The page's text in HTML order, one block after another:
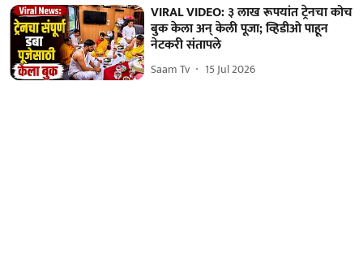
VIRAL VIDEO: ३ लाख रूपयांत ट्रेनचा कोच
बुक केला अन् केली पूजा; व्हिडीओ पाहून
नेटकरी संतापले
Saam Tv 15 Jul 2026